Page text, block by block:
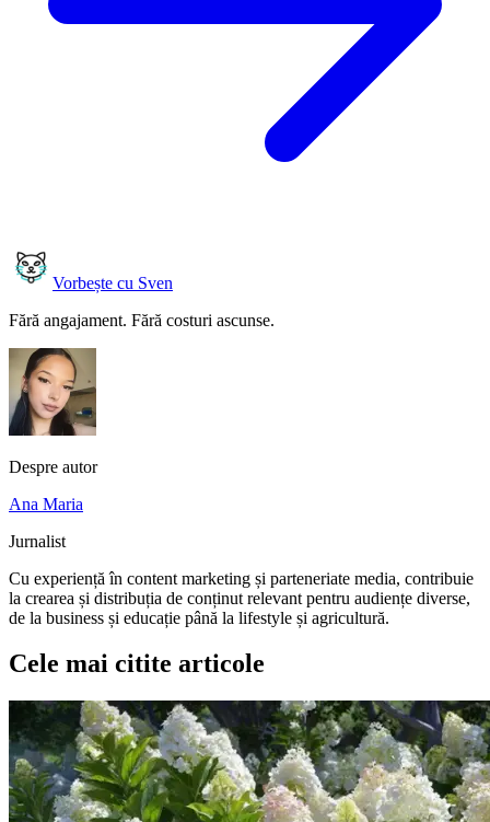
Vorbește cu Sven
Fără angajament. Fără costuri ascunse.
Despre autor
Ana Maria
Jurnalist
Cu experiență în content marketing și parteneriate media, contribuie
la crearea și distribuția de conținut relevant pentru audiențe diverse,
de la business și educație până la lifestyle și agricultură.
Cele mai citite articole